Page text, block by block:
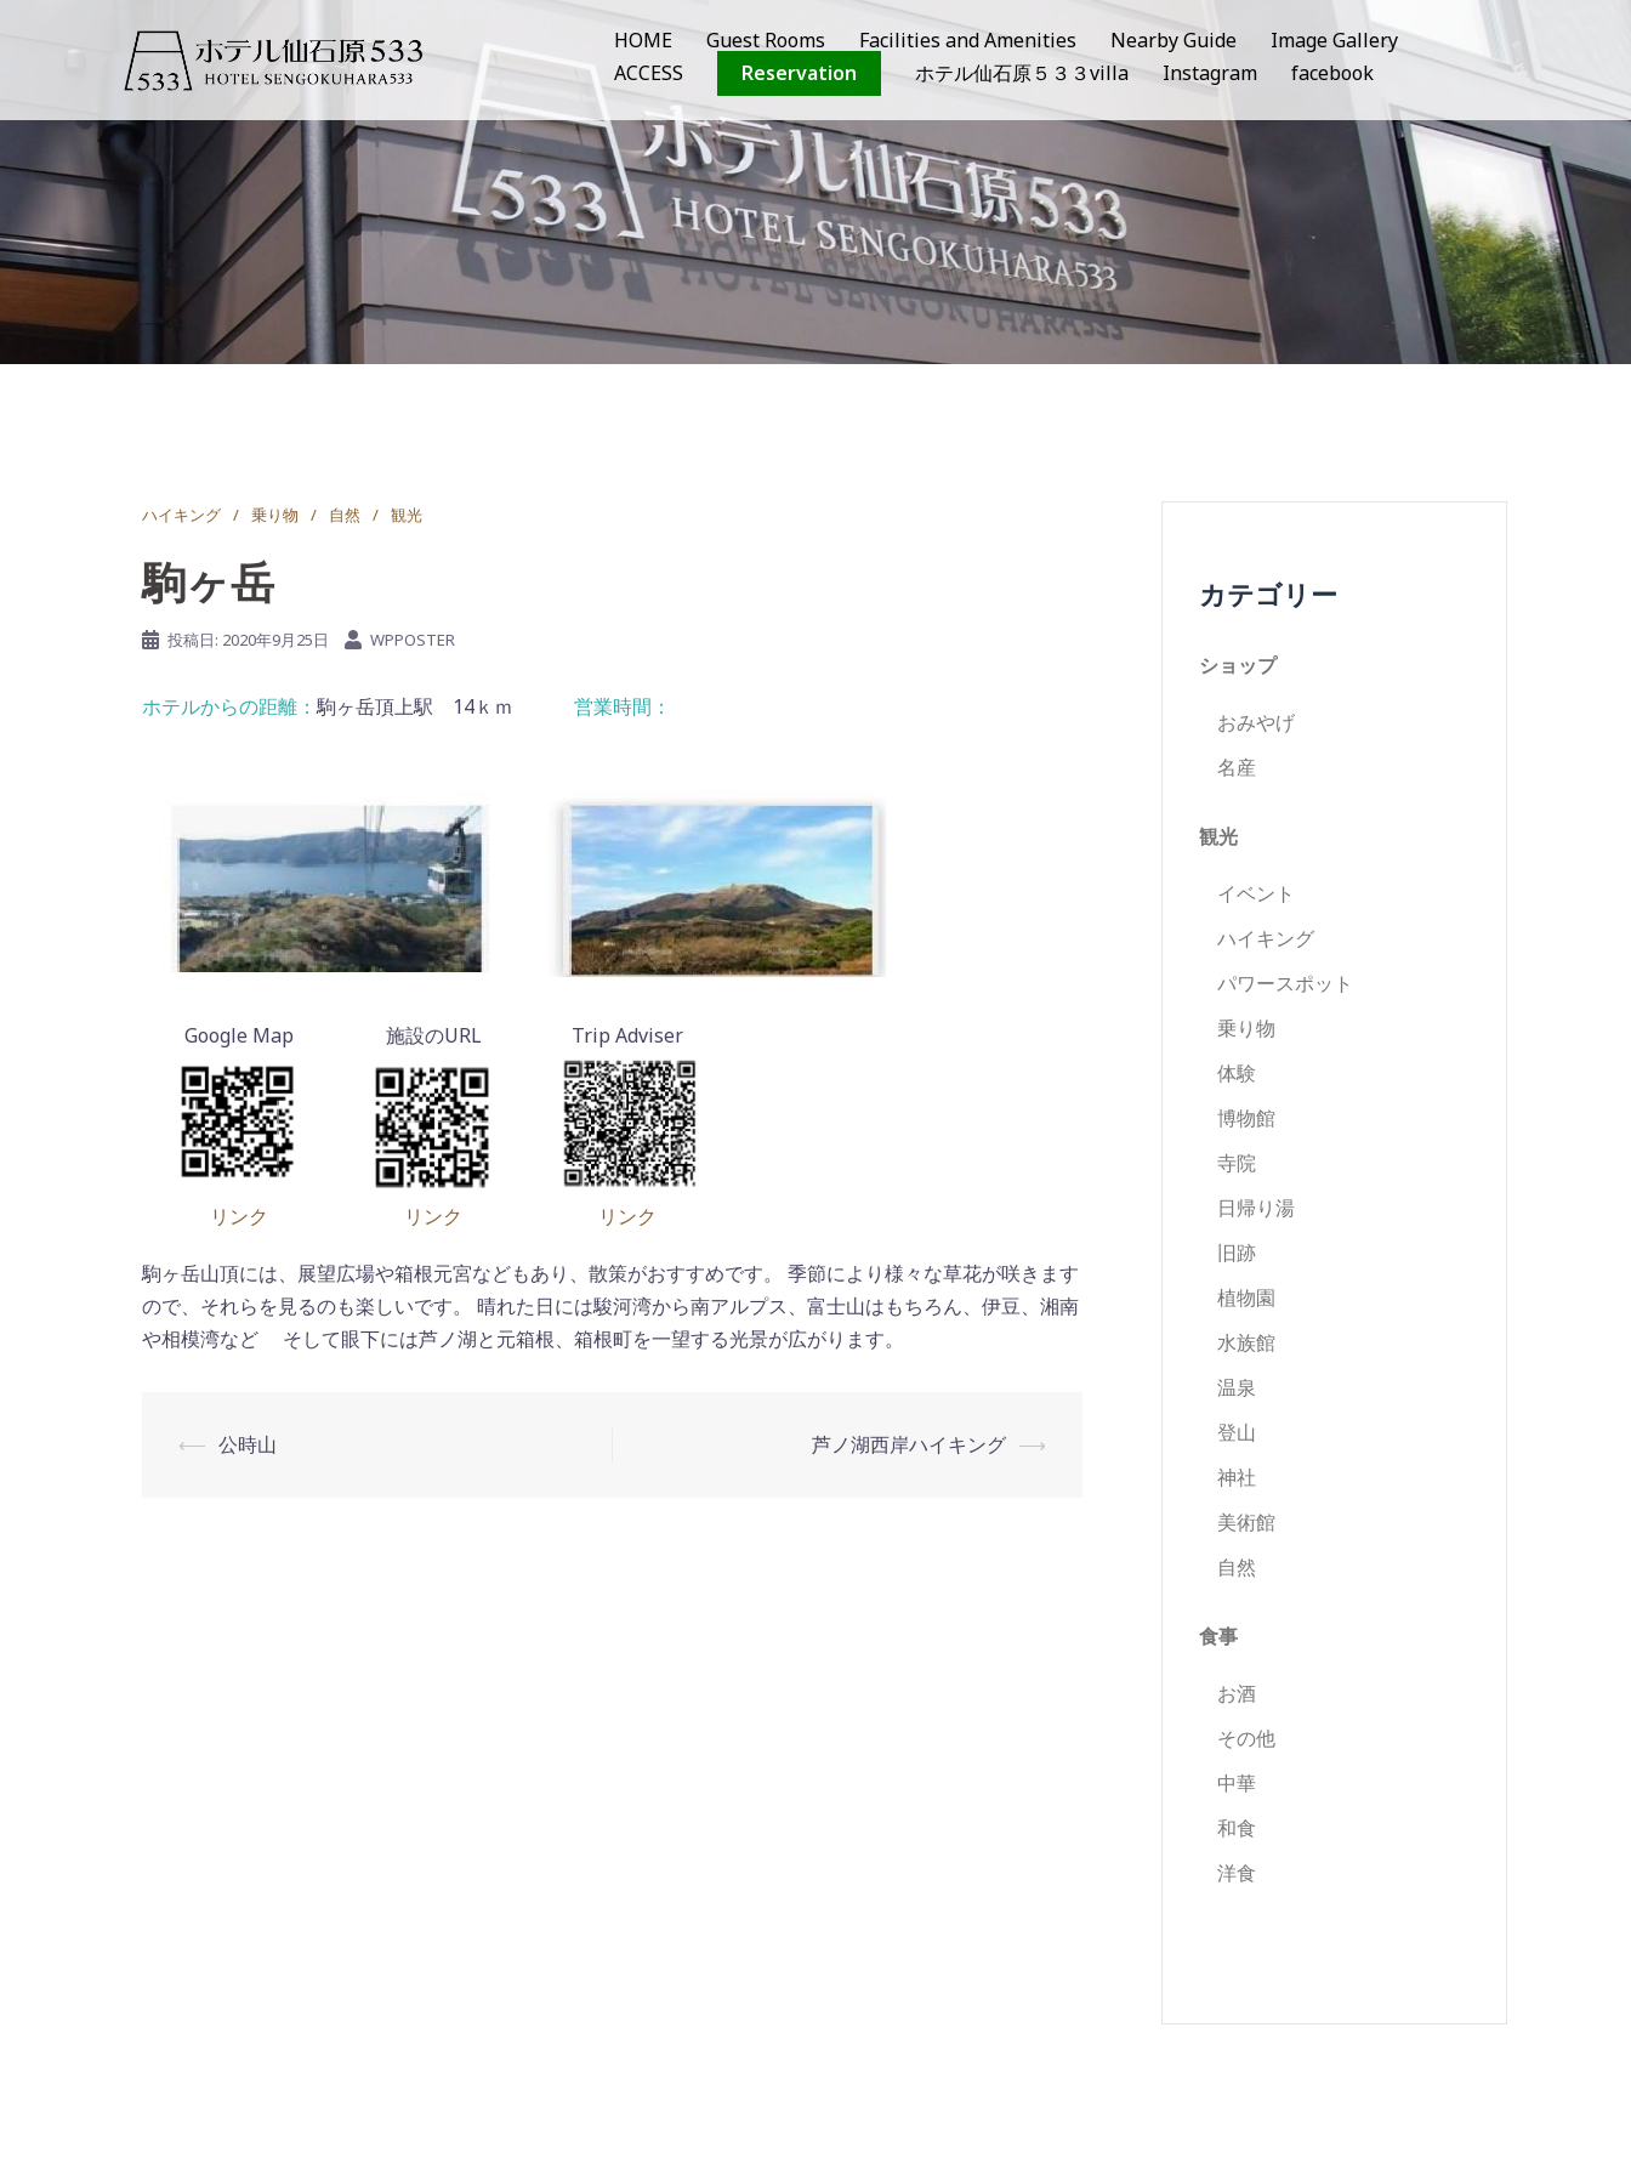
へ
キ
ッ
HOME Guest Rooms Facilities and Amenities Nearby Guide
Image Gallery
ACCESS
Reservation ホテル仙石原５３３villa Instagram facebook
ハイキング 乗り物 自然 観光
駒ヶ岳
投稿日: 2020年9月25日 WPPOSTER
駒ヶ岳頂上駅 14ｋｍ
リンク リンク リンク
駒ヶ岳山頂には、展望広場や箱根元宮などもあり、散策がおすすめです。 季節により様々な草花が咲きます
ので、それらを見るのも楽しいです。 晴れた日には駿河湾から南アルプス、富士山はもちろん、伊豆、湘南
や相模湾など そして眼下には芦ノ湖と元箱根、箱根町を一望する光景が広がります。
投
⟵ 公時山 芦ノ湖西岸ハイキング ⟶
カテゴリー
ショップ
おみやげ
名産
観光
イベント
ハイキング
パワースポット
乗り物
体験
博物館
寺院
日帰り湯
旧跡
植物園
水族館
温泉
登山
神社
美術館
自然
食事
お酒
その他
中華
和食
洋食